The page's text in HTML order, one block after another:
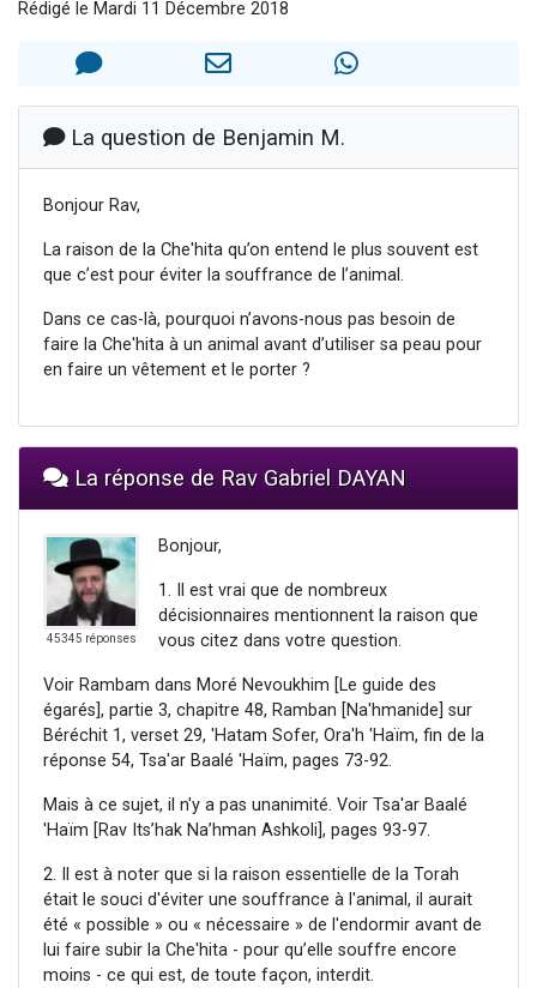
Il reste 49 places pour étudier en groupe sur Zoom
Eva vient de donner son Maasser
Rédigé le Mardi 11 Décembre 2018
La question de Benjamin M.
Bonjour Rav,
La raison de la Che'hita qu’on entend le plus souvent est
que c’est pour éviter la souffrance de l’animal.
Dans ce cas-là, pourquoi n’avons-nous pas besoin de
faire la Che'hita à un animal avant d’utiliser sa peau pour
en faire un vêtement et le porter ?
La réponse de Rav Gabriel DAYAN
45345 réponses
Bonjour,
1. Il est vrai que de nombreux
décisionnaires mentionnent la raison que
vous citez dans votre question.
Voir Rambam dans Moré Nevoukhim [Le guide des
égarés], partie 3, chapitre 48, Ramban [Na'hmanide] sur
Béréchit 1, verset 29, 'Hatam Sofer, Ora'h 'Haïm, fin de la
réponse 54, Tsa'ar Baalé 'Haïm, pages 73-92.
Mais à ce sujet, il n'y a pas unanimité. Voir Tsa'ar Baalé
'Haïm [Rav Its’hak Na’hman Ashkoli], pages 93-97.
2. Il est à noter que si la raison essentielle de la Torah
était le souci d'éviter une souffrance à l'animal, il aurait
été « possible » ou « nécessaire » de l'endormir avant de
lui faire subir la Che'hita - pour qu’elle souffre encore
moins - ce qui est, de toute façon, interdit.